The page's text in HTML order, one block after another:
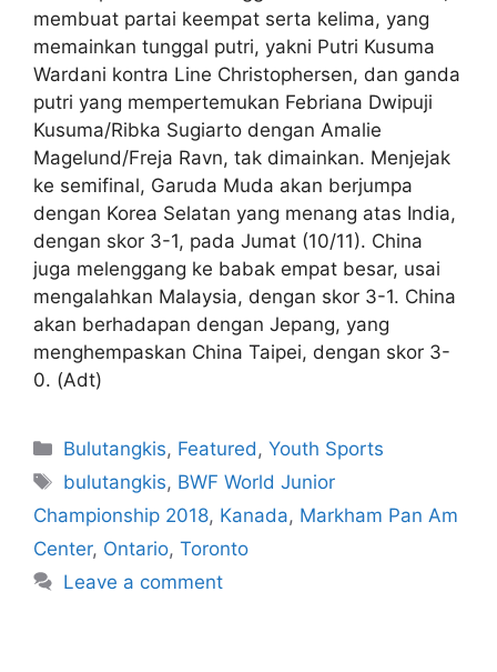
membuat partai keempat serta kelima, yang
memainkan tunggal putri, yakni Putri Kusuma
Wardani kontra Line Christophersen, dan ganda
putri yang mempertemukan Febriana Dwipuji
Kusuma/Ribka Sugiarto dengan Amalie
Magelund/Freja Ravn, tak dimainkan. Menjejak
ke semifinal, Garuda Muda akan berjumpa
dengan Korea Selatan yang menang atas India,
dengan skor 3-1, pada Jumat (10/11). China
juga melenggang ke babak empat besar, usai
mengalahkan Malaysia, dengan skor 3-1. China
akan berhadapan dengan Jepang, yang
menghempaskan China Taipei, dengan skor 3-
0. (Adt)
Bulutangkis, Featured,Youth Sports
bulutangkis, BWF World Junior
Championship 2018, Kanada, Markham Pan Am
Center, Ontario, Toronto
Leave a comment